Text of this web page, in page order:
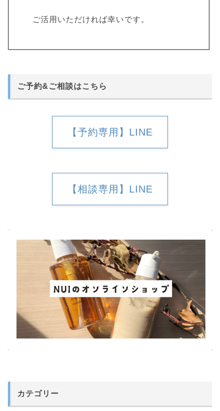
ご活用いただければ幸いです。
ご予約&ご相談はこちら
【予約専用】LINE
【相談専用】LINE
カテゴリー